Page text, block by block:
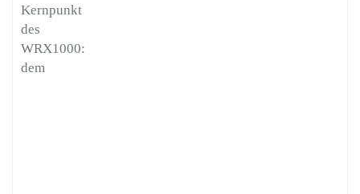
Kernpunkt
des
WRX1000:
dem